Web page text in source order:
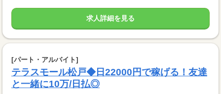
求人詳細を見る
[パート・アルバイト]
テラスモール松戸◆日22000円で稼げる！友達
と一緒に10万/日払◎